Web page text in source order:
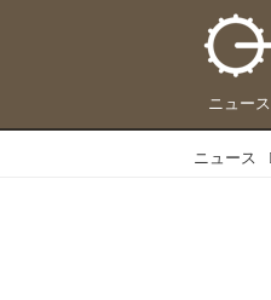
ニュース
ニュース